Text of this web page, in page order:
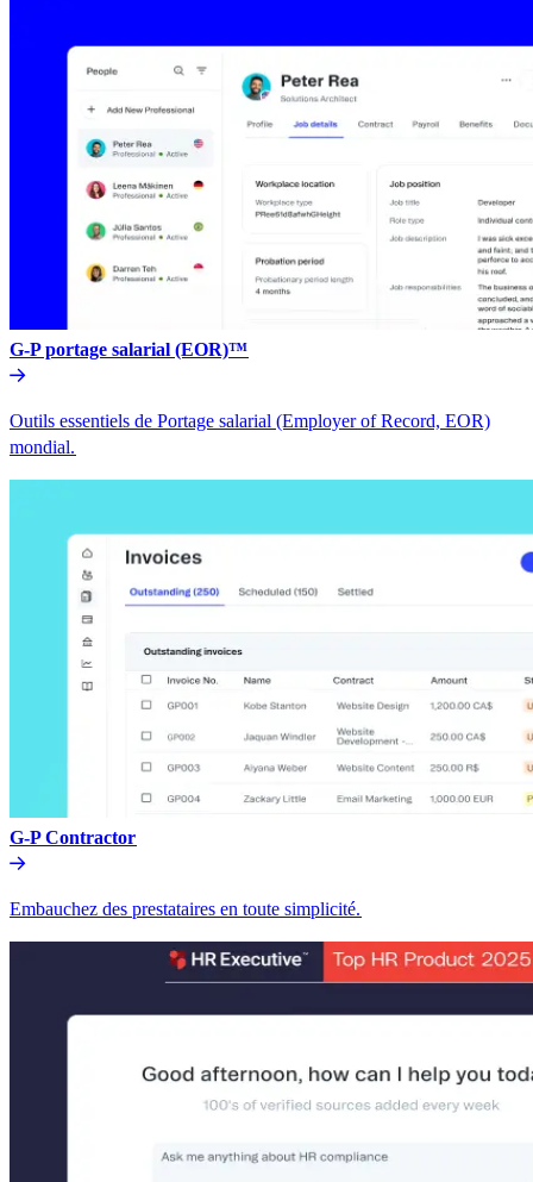
G-P portage salarial (EOR)™​​
Outils essentiels de Portage salarial (Employer of Record, EOR)
mondial.​​
G-P Contractor​​
Embauchez des prestataires en toute simplicité.​​